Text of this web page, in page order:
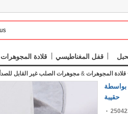
قلادة المجوهرات قفل المغناطيسي
قلادة المجوهرات & مجوهرات الصلب غير القابل للصدأ
الكمبيوتر/حقيبة, تباع بواسطة
حقيبة